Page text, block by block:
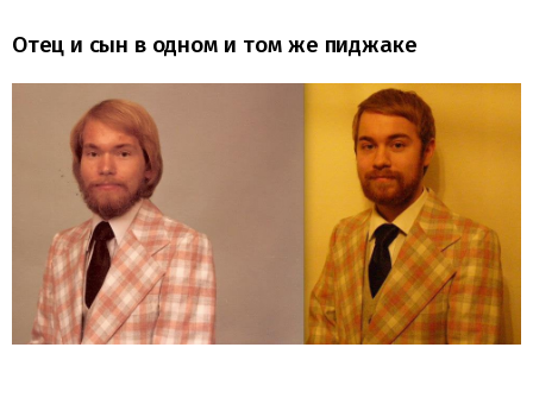
Отец и сын в одном и том же пиджаке